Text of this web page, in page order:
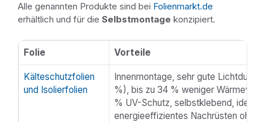
Alle genannten Produkte sind bei Folienmarkt.de
erhältlich und für die Selbstmontage konzipiert.
Übersicht
Folie Vorteile
Kälteschutzfolien
und Isolierfolien
Innenmontage, sehr gute
%), bis zu 34 % weniger
% UV-Schutz, selbstklebend, ideal
energieeffizientes Nachrüsten ohne